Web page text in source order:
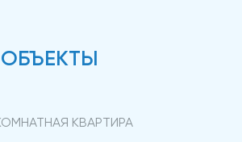
КВАРТИРА